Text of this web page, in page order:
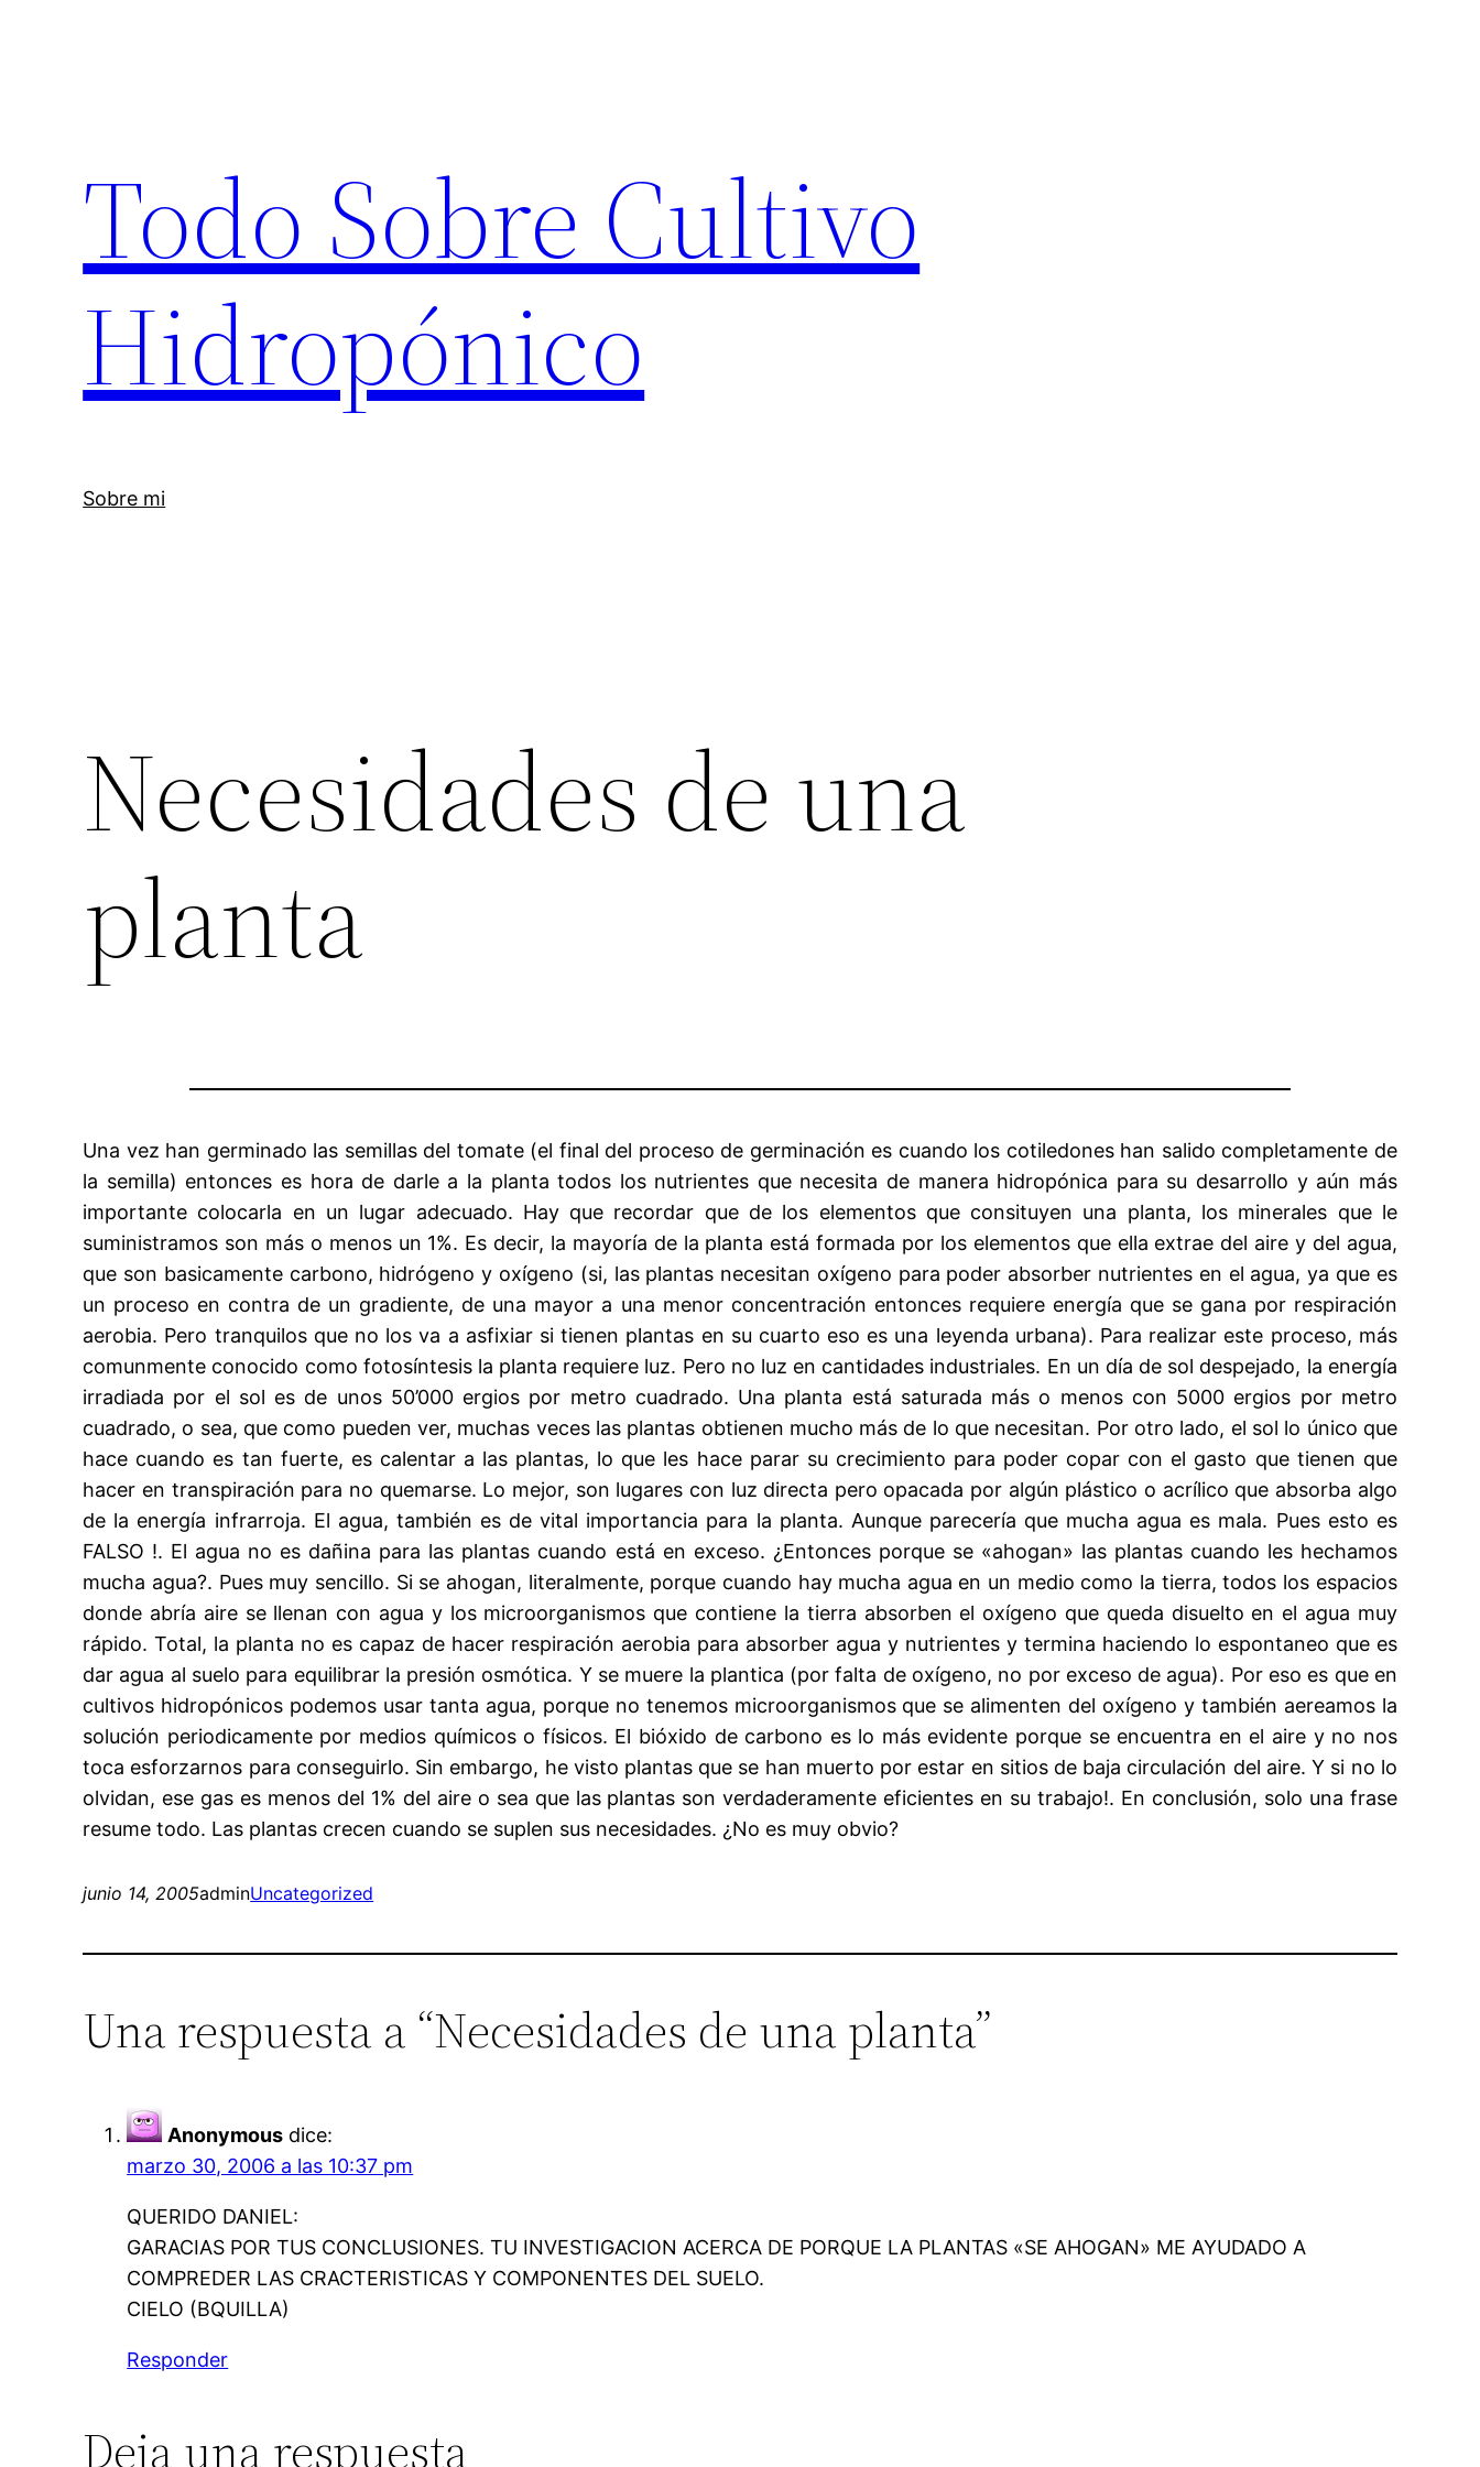
Todo Sobre Cultivo
Hidropónico
Sobre mi
Necesidades de una
planta
Una vez han germinado las semillas del tomate (el final del proceso de germinación es cuando los cotiledones han salido completamente de
la semilla) entonces es hora de darle a la planta todos los nutrientes que necesita de manera hidropónica para su desarrollo y aún más
importante colocarla en un lugar adecuado. Hay que recordar que de los elementos que consituyen una planta, los minerales que le
suministramos son más o menos un 1%. Es decir, la mayoría de la planta está formada por los elementos que ella extrae del aire y del agua,
que son basicamente carbono, hidrógeno y oxígeno (si, las plantas necesitan oxígeno para poder absorber nutrientes en el agua, ya que es
un proceso en contra de un gradiente, de una mayor a una menor concentración entonces requiere energía que se gana por respiración
aerobia. Pero tranquilos que no los va a asfixiar si tienen plantas en su cuarto eso es una leyenda urbana). Para realizar este proceso, más
comunmente conocido como fotosíntesis la planta requiere luz. Pero no luz en cantidades industriales. En un día de sol despejado, la energía
irradiada por el sol es de unos 50’000 ergios por metro cuadrado. Una planta está saturada más o menos con 5000 ergios por metro
cuadrado, o sea, que como pueden ver, muchas veces las plantas obtienen mucho más de lo que necesitan. Por otro lado, el sol lo único que
hace cuando es tan fuerte, es calentar a las plantas, lo que les hace parar su crecimiento para poder copar con el gasto que tienen que
hacer en transpiración para no quemarse. Lo mejor, son lugares con luz directa pero opacada por algún plástico o acrílico que absorba algo
de la energía infrarroja. El agua, también es de vital importancia para la planta. Aunque parecería que mucha agua es mala. Pues esto es
FALSO !. El agua no es dañina para las plantas cuando está en exceso. ¿Entonces porque se «ahogan» las plantas cuando les hechamos
mucha agua?. Pues muy sencillo. Si se ahogan, literalmente, porque cuando hay mucha agua en un medio como la tierra, todos los espacios
donde abría aire se llenan con agua y los microorganismos que contiene la tierra absorben el oxígeno que queda disuelto en el agua muy
rápido. Total, la planta no es capaz de hacer respiración aerobia para absorber agua y nutrientes y termina haciendo lo espontaneo que es
dar agua al suelo para equilibrar la presión osmótica. Y se muere la plantica (por falta de oxígeno, no por exceso de agua). Por eso es que en
cultivos hidropónicos podemos usar tanta agua, porque no tenemos microorganismos que se alimenten del oxígeno y también aereamos la
solución periodicamente por medios químicos o físicos. El bióxido de carbono es lo más evidente porque se encuentra en el aire y no nos
toca esforzarnos para conseguirlo. Sin embargo, he visto plantas que se han muerto por estar en sitios de baja circulación del aire. Y si no lo
olvidan, ese gas es menos del 1% del aire o sea que las plantas son verdaderamente eficientes en su trabajo!. En conclusión, solo una frase
resume todo. Las plantas crecen cuando se suplen sus necesidades. ¿No es muy obvio?
junio 14, 2005adminUncategorized
Una respuesta a “Necesidades de una planta”
Anonymous dice:
marzo 30, 2006 a las 10:37 pm
QUERIDO DANIEL:
GARACIAS POR TUS CONCLUSIONES. TU INVESTIGACION ACERCA DE PORQUE LA PLANTAS «SE AHOGAN» ME AYUDADO A
COMPREDER LAS CRACTERISTICAS Y COMPONENTES DEL SUELO.
CIELO (BQUILLA)
Responder
Deja una respuesta